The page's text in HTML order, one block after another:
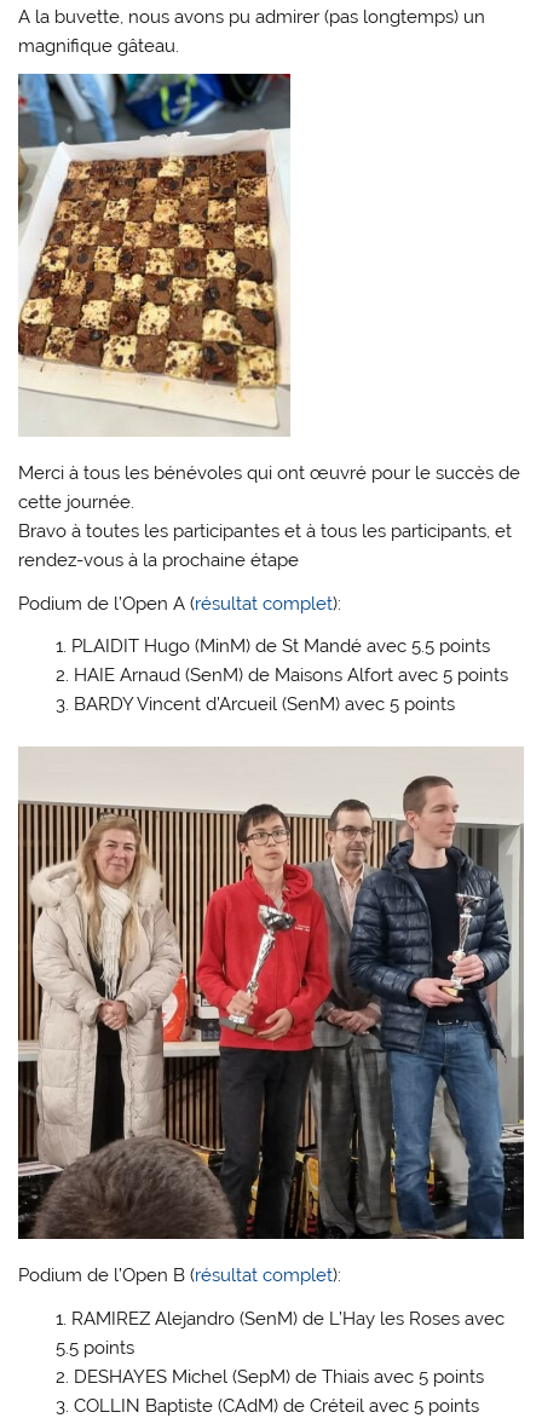
A la buvette, nous avons pu admirer (pas longtemps) un
magnifique gâteau.
Merci à tous les bénévoles qui ont œuvré pour le succès de
cette journée.
Bravo à toutes les participantes et à tous les participants, et
rendez-vous à la prochaine étape
Podium de l’Open A (résultat complet):
PLAIDIT Hugo (MinM) de St Mandé avec 5.5 points
HAIE Arnaud (SenM) de Maisons Alfort avec 5 points
BARDY Vincent d’Arcueil (SenM) avec 5 points
Podium de l’Open B (résultat complet):
RAMIREZ Alejandro (SenM) de L’Hay les Roses avec
5.5 points
DESHAYES Michel (SepM) de Thiais avec 5 points
COLLIN Baptiste (CAdM) de Créteil avec 5 points